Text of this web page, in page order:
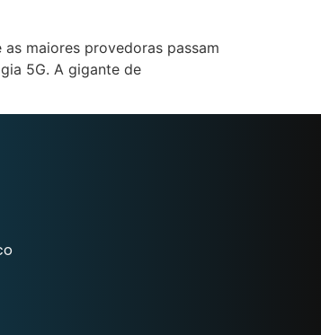
maiores provedoras passam
5G. A gigante de